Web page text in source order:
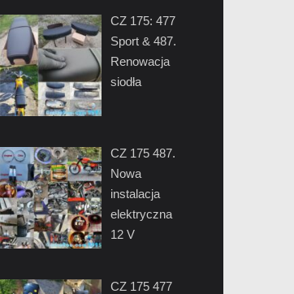
CZ 175: 477
Sport & 487.
Renowacja
siodła
CZ 175 487.
Nowa
instalacja
elektryczna
12 V
CZ 175 477